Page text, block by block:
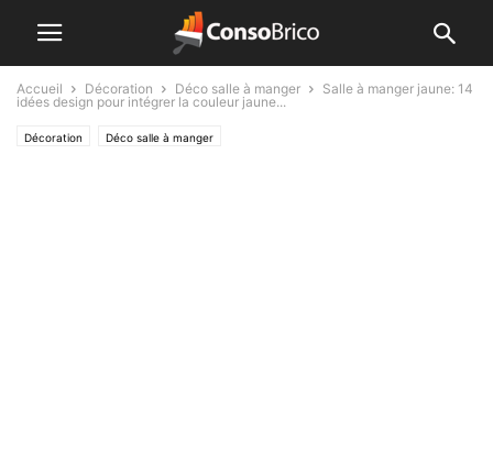
Accueil Décoration Déco salle à manger
Salle à manger jaune: 14
idées design pour intégrer la couleur jaune...
Décoration Déco salle à manger